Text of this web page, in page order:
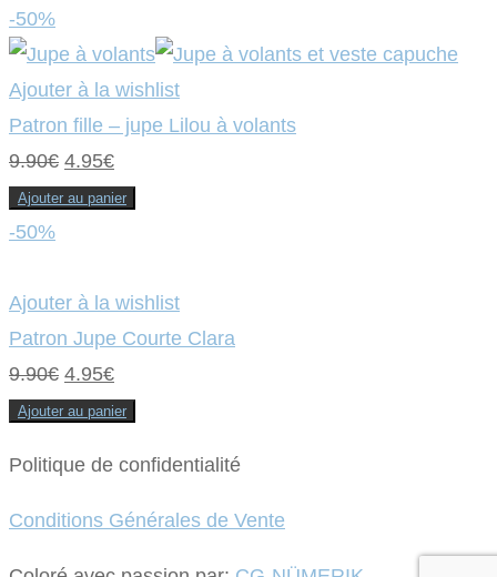
était :
9.90€.
est :
4.95€.
-50%
Ajouter à la wishlist
Patron fille – jupe Lilou à volants
9.90€ Le
prix
9.90€.
4.95€Le
prix
4.95€.
Ajouter au panier
-50%
Ajouter à la wishlist
Patron Jupe Courte Clara
9.90€ Le
prix
9.90€.
4.95€Le
prix
4.95€.
Ajouter au panier
Politique de confidentialité
Conditions Générales de Vente